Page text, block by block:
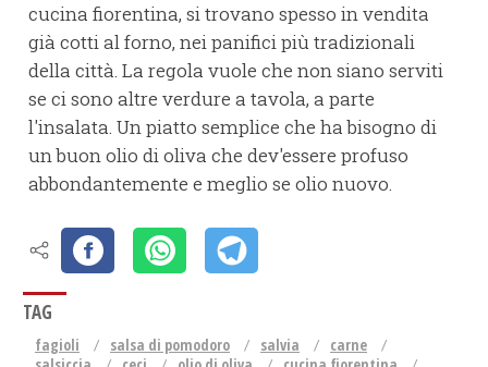
cucina fiorentina, si trovano spesso in vendita
già cotti al forno, nei panifici più tradizionali
della città. La regola vuole che non siano serviti
se ci sono altre verdure a tavola, a parte
l'insalata. Un piatto semplice che ha bisogno di
un buon olio di oliva che dev'essere profuso
abbondantemente e meglio se olio nuovo.
TAG
fagioli salsa di pomodoro salvia
carne